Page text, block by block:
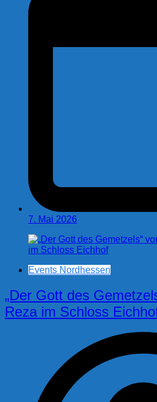
7. Mai 2026
Events Nordhessen
„Der Gott des
Reza im Schloss